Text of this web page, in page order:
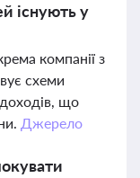
існують у
компанії з
схеми
доходів, що
Джерело